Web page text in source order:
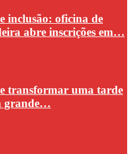
inclusão: oficina de
abre inscrições em…
transformar uma tarde
grande…